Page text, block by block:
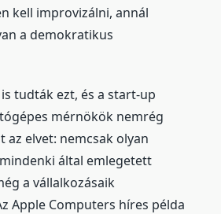
kell improvizálni, annál
a demokratikus
tudták ezt, és a start-up
mérnökök nemrég
az elvet: nemcsak olyan
által emlegetett
a vállalkozásaik
Apple Computers híres példa